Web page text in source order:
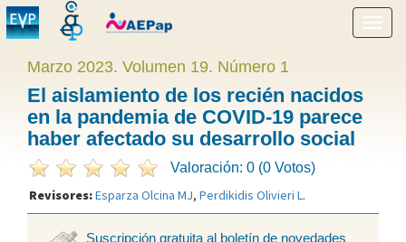
menú
Marzo 2023. Volumen 19. Número 1
El aislamiento de los recién nacidos
en la pandemia de COVID-19 parece
haber afectado su desarrollo social
Valoración: 0 (0 Votos)
Revisores:Esparza Olcina MJ, Perdikidis Olivieri L.
Suscripción gratuita al boletín de novedades